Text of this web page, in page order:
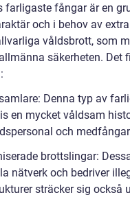
farligaste fångar är en
och i behov av
våldsbrott, som
säkerheten.
Denna typ av
en mycket våldsam
och
brottslingar:
nätverk och bedriver
sträcker sig också